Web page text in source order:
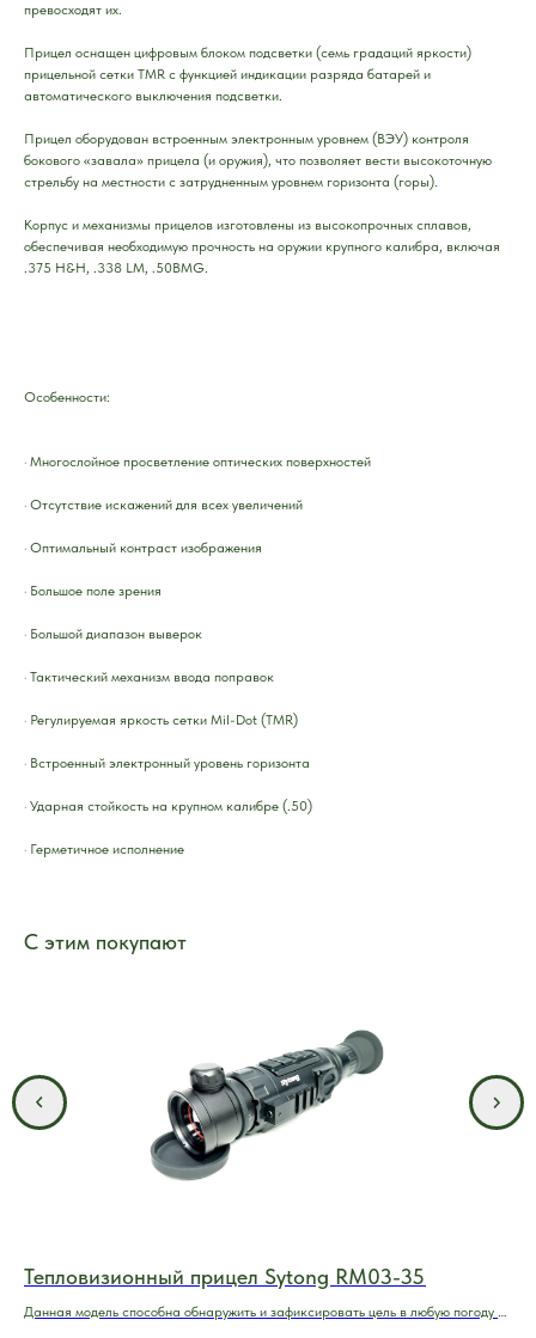
превосходят их.
Прицел оснащен цифровым блоком подсветки (семь градаций яркости)
прицельной сетки TMR с функцией индикации разряда батарей и
автоматического выключения подсветки.
Прицел оборудован встроенным электронным уровнем (ВЭУ) контроля
бокового «завала» прицела (и оружия), что позволяет вести высокоточную
стрельбу на местности с затрудненным уровнем горизонта (горы).
Корпус и механизмы прицелов изготовлены из высокопрочных сплавов,
обеспечивая необходимую прочность на оружии крупного калибра, включая
.375 H&H, .338 LM, .50BMG.
Особенности:
· Многослойное просветление оптических поверхностей
· Отсутствие искажений для всех увеличений
· Оптимальный контраст изображения
· Большое поле зрения
· Большой диапазон выверок
· Тактический механизм ввода поправок
· Регулируемая яркость сетки Mil-Dot (TMR)
· Встроенный электронный уровень горизонта
· Ударная стойкость на крупном калибре (.50)
· Герметичное исполнение
С этим покупают
Тепловизионный прицел Sytong RM03-35
Данная модель способна обнаружить и зафиксировать цель в любую погоду и